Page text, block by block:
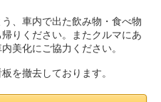
、車内で出た飲み物・食べ物
りください。またクルマにあ
美化にご協力ください。
を撤去しております。